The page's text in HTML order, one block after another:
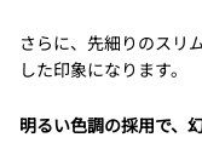
さらに、先細りのスリ
した印象になります。
明るい色調の採用で、